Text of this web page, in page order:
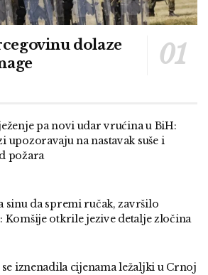
dolaze
pa novi udar vrućina u BiH:
upozoravaju na nastavak suše i
požara
sinu da spremi ručak, završilo
Komšije otkrile jezive detalje zločina
iznenadila cijenama ležaljki u Crnoj